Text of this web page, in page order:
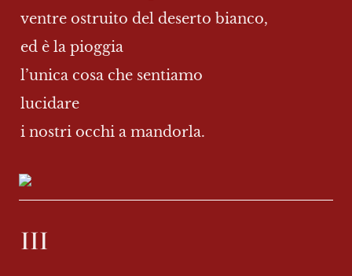
ventre ostruito del deserto bianco,
ed è la pioggia
l’unica cosa che sentiamo
lucidare
i nostri occhi a mandorla.
III